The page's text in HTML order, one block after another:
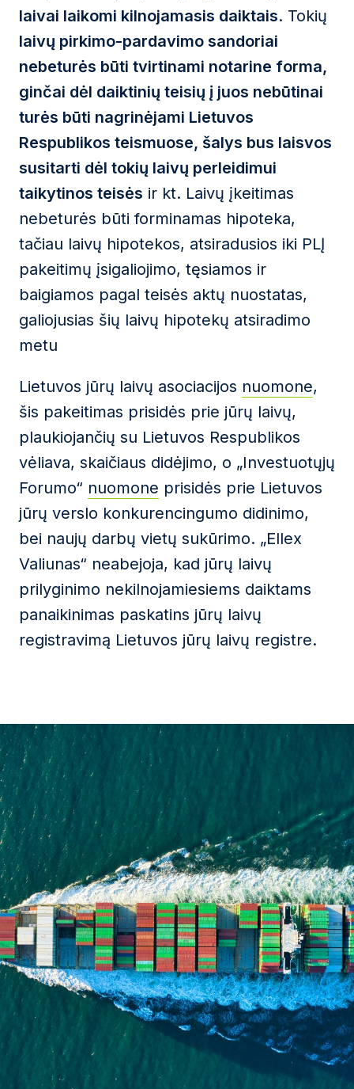
laivai laikomi kilnojamasis daiktais. Tokių
laivų pirkimo-pardavimo sandoriai
nebeturės būti tvirtinami notarine forma,
ginčai dėl daiktinių teisių į juos nebūtinai
turės būti nagrinėjami Lietuvos
Respublikos teismuose, šalys bus laisvos
susitarti dėl tokių laivų perleidimui
taikytinos teisės ir kt. Laivų įkeitimas
nebeturės būti forminamas hipoteka,
tačiau laivų hipotekos, atsiradusios iki PLĮ
pakeitimų įsigaliojimo, tęsiamos ir
baigiamos pagal teisės aktų nuostatas,
galiojusias šių laivų hipotekų atsiradimo
metu
Lietuvos jūrų laivų asociacijos nuomone,
šis pakeitimas prisidės prie jūrų laivų,
plaukiojančių su Lietuvos Respublikos
vėliava, skaičiaus didėjimo, o „Investuotųjų
Forumo“ nuomone prisidės prie Lietuvos
jūrų verslo konkurencingumo didinimo,
bei naujų darbų vietų sukūrimo. „Ellex
Valiunas“ neabejoja, kad jūrų laivų
prilyginimo nekilnojamiesiems daiktams
panaikinimas paskatins jūrų laivų
registravimą Lietuvos jūrų laivų registre.